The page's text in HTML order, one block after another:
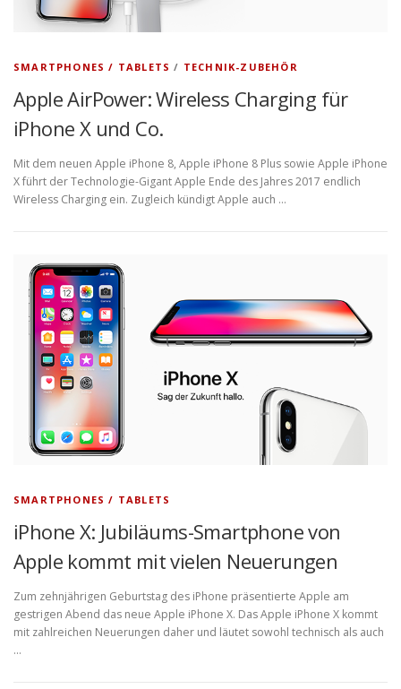
SMARTPHONES / TABLETS / TECHNIK-ZUBEHÖR
Apple AirPower: Wireless Charging für
iPhone X und Co.
Mit dem neuen Apple iPhone 8, Apple iPhone 8 Plus sowie Apple iPhone
X führt der Technologie-Gigant Apple Ende des Jahres 2017 endlich
Wireless Charging ein. Zugleich kündigt Apple auch …
SMARTPHONES / TABLETS
iPhone X: Jubiläums-Smartphone von
Apple kommt mit vielen Neuerungen
Zum zehnjährigen Geburtstag des iPhone präsentierte Apple am
gestrigen Abend das neue Apple iPhone X. Das Apple iPhone X kommt
mit zahlreichen Neuerungen daher und läutet sowohl technisch als auch
…